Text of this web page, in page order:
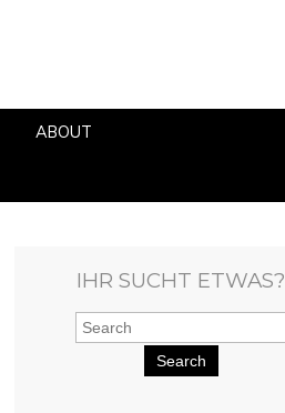
ABOUT
IHR SUCHT ETWAS?
Search